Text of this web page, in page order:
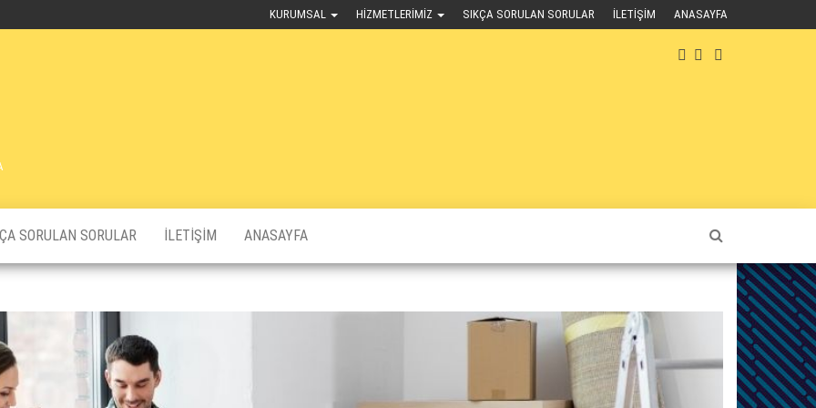
KURUMSAL HIZMETLERIMIZ SIKÇA SORULAN SORULAR İLETIŞIM ANASAYFA
SORULAN SORULAR İLETIŞIM ANASAYFA